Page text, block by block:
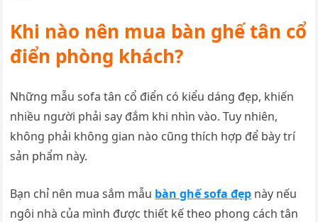
Khi nào nên mua bàn ghế tân cổ
điển phòng khách?
Những mẫu sofa tân cổ điển có kiểu dáng đẹp, khiến
nhiều người phải say đắm khi nhìn vào. Tuy nhiên,
không phải không gian nào cũng thích hợp để bày trí
sản phẩm này.
Bạn chỉ nên mua sắm mẫu bàn ghế sofa đẹp này nếu
ngôi nhà của mình được thiết kế theo phong cách tân